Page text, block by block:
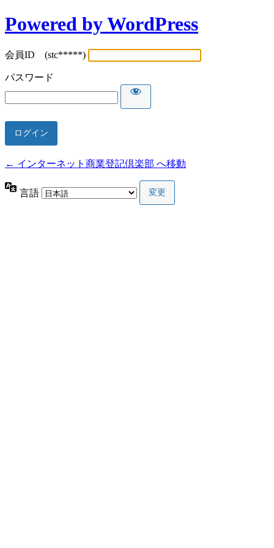
Powered by WordPress
会員ID (stc*****)
パスワード
← インターネット商業登記倶楽部 へ移動
言語